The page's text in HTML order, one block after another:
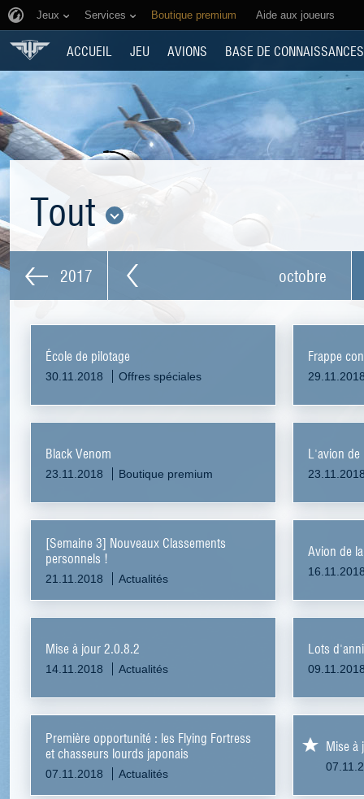
Jeux Services Boutique premium Aide aux joueurs
ACCUEIL JEU AVIONS BASE DE CONNAISSANCES
Tout
2017 octobre
École de pilotage
30.11.2018 Offres spéciales
Frappe
Black Venom
23.11.2018 Boutique premium
L'avion de
[Semaine 3] Nouveaux Classements
personnels !
21.11.2018 Actualités
Avion de
Mise à jour 2.0.8.2
14.11.2018 Actualités
Lots
Première opportunité : les Flying Fortress
et chasseurs lourds japonais
07.11.2018 Actualités
Mise à